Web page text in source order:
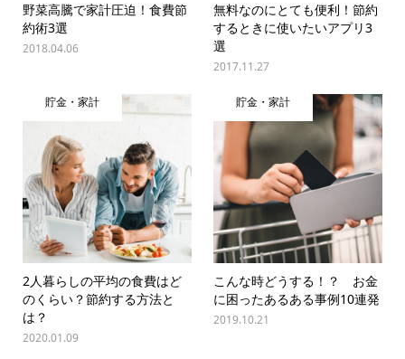
野菜高騰で家計圧迫！食費節
約術3選
2018.04.06
無料なのにとても便利！節約
するときに使いたいアプリ3
選
2017.11.27
貯金・家計
2人暮らしの平均の食費はど
のくらい？節約する方法と
は？
2020.01.09
貯金・家計
こんな時どうする！？ お金
に困ったあるある事例10連発
2019.10.21